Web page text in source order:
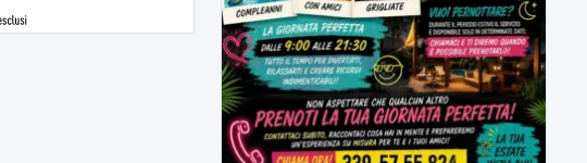
TUTTI I VIDEO
▶